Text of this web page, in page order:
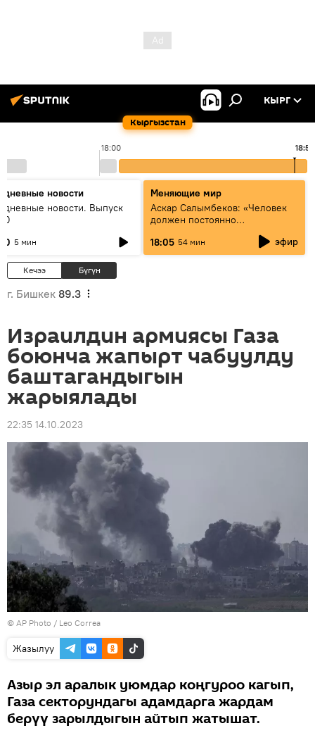
Кыргызстан
КЫРГ
18:00 18:55
новости
новости. Выпуск
5 мин
Меняющие мир
Аскар Салымбеков: «Человек
должен постоянно
18:05 54 мин эфир
Кечээ Бүгүн
г. Бишкек 89.3
Израилдин армиясы Газа
боюнча жапырт чабуулду
баштагандыгын
жарыялады
22:35 14.10.2023
© AP Photo / Leo Correa
Жазылуу
Азыр эл аралык уюмдар коңгуроо кагып,
Газа секторундагы адамдарга жардам
берүү зарылдыгын айтып жатышат.